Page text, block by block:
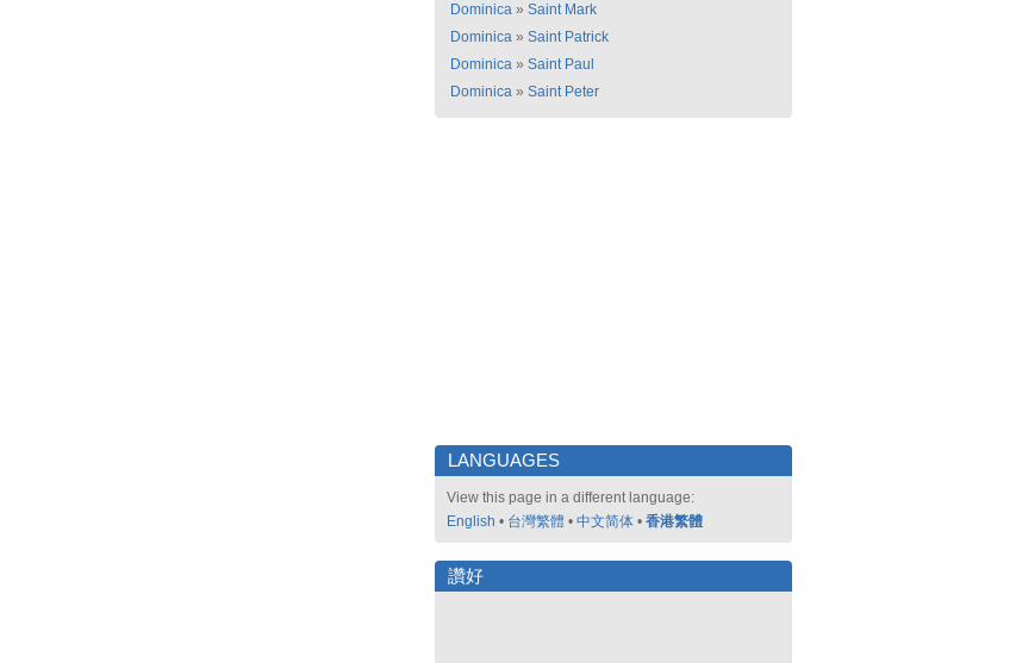
Dominica » Saint Mark
Dominica » Saint Patrick
Dominica » Saint Paul
Dominica » Saint Peter
LANGUAGES
View this page in a different language:
English • 台灣繁體 • 中文简体 • 香港繁體
讚好